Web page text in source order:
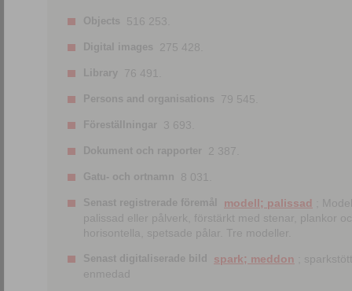
Objects 516 253.
Digital images 275 428.
Library 76 491.
Persons and organisations 79 545.
Föreställningar 3 693.
Dokument och rapporter 2 387.
Gatu- och ortnamn 8 031.
Senast registrerade föremål modell; palissad
;
palissad eller pålverk, förstärkt med stenar, plankor
horisontella, spetsade pålar. Tre modeller.
Senast digitaliserade bild spark; meddon ;
enmedad